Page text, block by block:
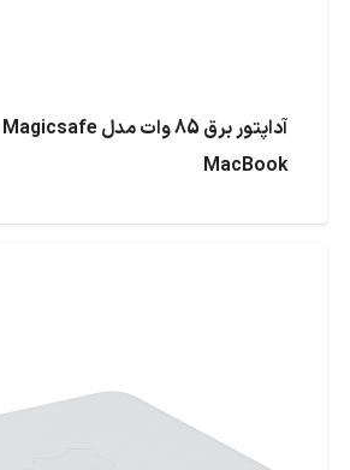
MacBook